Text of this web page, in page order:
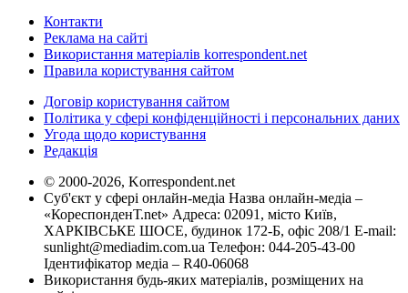
Контакти
Реклама на сайті
Використання матеріалів korrespondent.net
Правила користування сайтом
Договір користування сайтом
Політика у сфері конфіденційності і персональних даних
Угода щодо користування
Редакція
© 2000-2026, Korrespondent.net
Суб'єкт у сфері онлайн-медіа Назва онлайн-медіа –
«КореспонденТ.net» Адреса: 02091, місто Київ,
ХАРКІВСЬКЕ ШОСЕ, будинок 172-Б, офіс 208/1 E-mail:
sunlight@mediadim.com.ua Телефон: 044-205-43-00
Ідентифікатор медіа – R40-06068
Використання будь-яких матеріалів, розміщених на